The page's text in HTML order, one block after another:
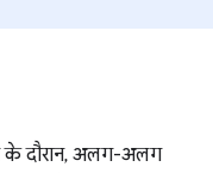
के दौरान, अलग-अलग